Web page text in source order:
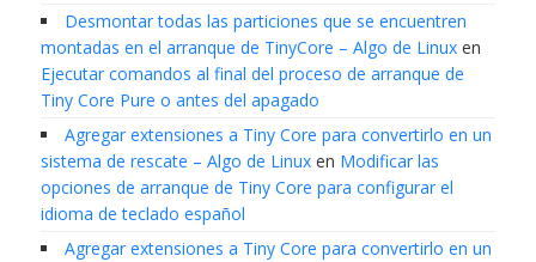
Desmontar todas las particiones que se encuentren
montadas en el arranque de TinyCore – Algo de Linuxen
Ejecutar comandos al final del proceso de arranque de
Tiny Core Pure o antes del apagado
Agregar extensiones a Tiny Core para convertirlo en un
sistema de rescate – Algo de Linuxen Modificar las
opciones de arranque de Tiny Core para configurar el
idioma de teclado español
Agregar extensiones a Tiny Core para convertirlo en un